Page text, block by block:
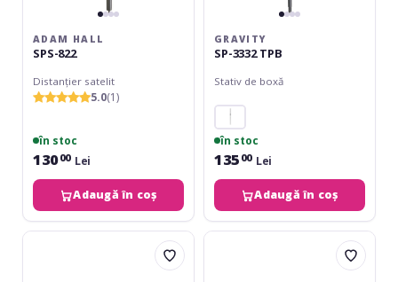
ADAM HALL
SPS-822
Distanțier satelit
5.0(1)
în stoc
13000 Lei
Adaugă în coș
GRAVITY
SP-3332 TPB
Stativ de boxă
în stoc
135 00 Lei
Adaugă în coș
Gravity
Gravity